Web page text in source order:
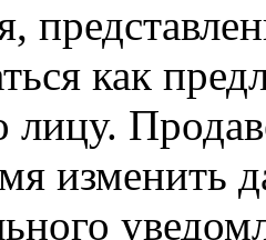
как
изменить